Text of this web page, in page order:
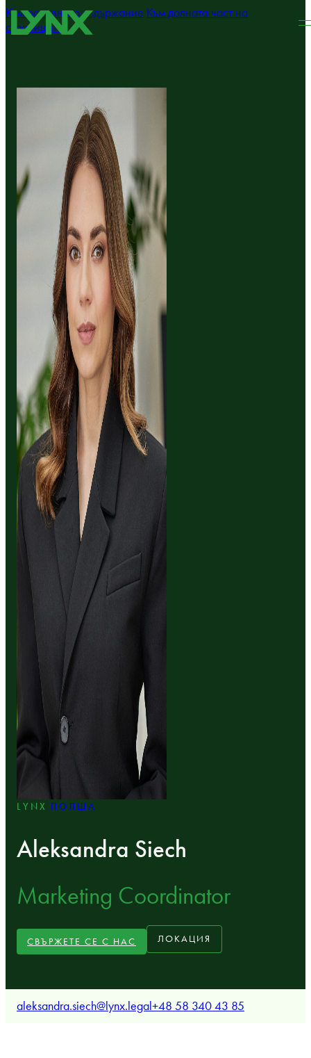
Към основното съдържание Към долната част на
страницата
LYNX ПОЛША
Aleksandra Siech
Marketing Coordinator
СВЪРЖЕТЕ СЕ С НАС ЛОКАЦИЯ
aleksandra.siech@lynx.legal+48 58 340 43 85